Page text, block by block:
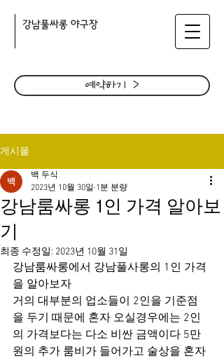
​강남풀싸롱 야구장
예약하기 >
게시물
강남룸싸롱 1인 가격 알아보
기
백 두식
2023년 10월 30일 1분 분량
최종 수정일: 2023년 10월 31일
강남룸싸롱에서 강남풀사롱의 1인 가격
을 알아보자
거의 대부분의 업소들이 2인을 기준점
을 두기 때문에 혼자 오실경우에는 2인
의 가격보다는 다소 비싼 금액이다 5만
원의 추가 룸비가 들어가고 술상을 혼자